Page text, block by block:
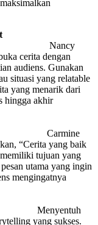
cerita dengan
audiens. Gunakan
situasi yang relatable
yang menarik dari
hingga akhir
“Cerita yang baik
tujuan yang
utama yang ingin
mengingatnya
yang sukses.